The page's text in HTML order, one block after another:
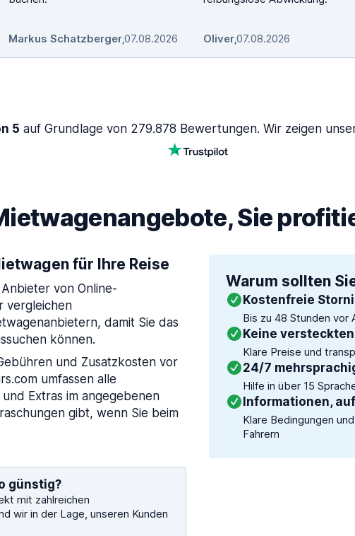
Markus Schatzberger,07.08.2026 Oliver,07.08.2026
5 auf Grundlage von 279.878 Bewertungen. Wir zeigen
Sie
für Ihre Reise
von Online-
vergleichen
damit Sie das
können.
und Zusatzkosten vor
umfassen alle
Extras im angegebenen
gibt, wenn Sie beim
günstig?
mit zahlreichen
wir in der Lage, unseren Kunden
Warum sollten
Kostenfreie
Bis zu 48 Stunden vor
Keine
Klare Preise und
24/7
Hilfe in über 15
Informationen,
Klare Bedingungen
Fahrern